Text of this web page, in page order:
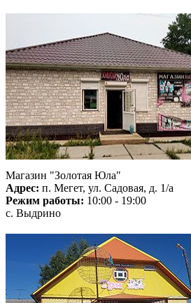
Магазин "Золотая Юла"
Адрес: п. Мегет, ул. Садовая, д. 1/а
Режим работы: 10:00 - 19:00
с. Выдрино